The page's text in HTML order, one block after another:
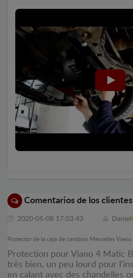
Comentarios de los clientes
2020-05-08 17:03:43 Daniel
Protector de la caja de cambios Mercedes
Protection pour Viano 4 Matic
très bien, un peu lourd pour
en calant avec des chandelles